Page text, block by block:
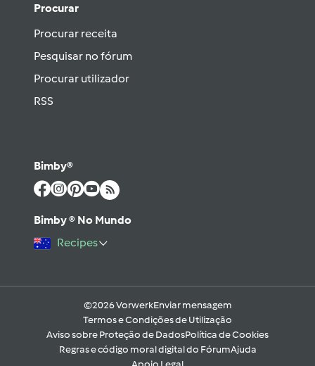
Procurar
Procurar receita
Pesquisar no fórum
Procurar utilizador
RSS
Bimby®
Bimby ® No Mundo
Recipes
©2026 VorwerkEnviar mensagem
Termos e Condições de Utilização
Aviso sobre Proteção de DadosPolítica de Cookies
Regras e código moral digital do FórumAjuda